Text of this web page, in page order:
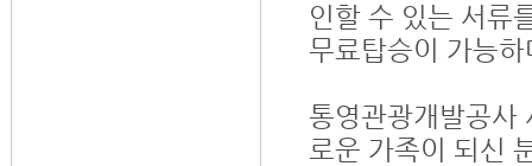
인할 수 있는 서류
무료탑승이 가능하
통영관광개발공사
로운 가족이 되신